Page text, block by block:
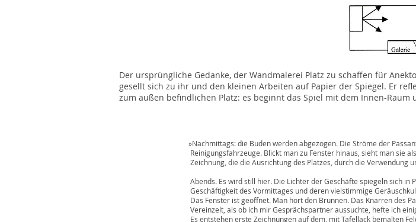
Der ursprüngliche Gedanke, der Wandmalerei Platz zu schaffen für
gesellt sich zu ihr und den kleinen Arbeiten auf Papier der Spiegel. Er
zum außen befindlichen Platz: es beginnt das Spiel mit dem Innen-
»Nachmittags: die Buden werden abgezogen. Die Ströme der Passanten
Reinigungsfahrzeuge. Blickt man zu Fenster hinaus, sieht man sie als
Zeichnung, die die Ausrichtung des Platzes, durch die Verwendung
Abends. Es wird still hier. Die Lichter der Geschäfte spiegeln sich in
Geschäftigkeit des Vormittages und deren vielstimmige Geräuschkulisse
Das Fenster ist geöffnet. Man hört den Brunnen. Das Knarren des
Vereinzelt, als ob ich mir Gesprächspartner aussuchte, hefte ich einige
Es entstehen erste Zeichnungen auf dem, mit Tafellack bemalten Feld an